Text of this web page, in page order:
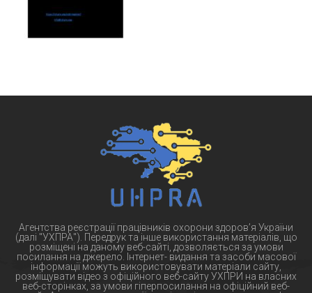
Агентства реєстрації працівників охорони здоров’я України
(далі "УХПРА"). Передрук та інше використання матеріалів, що
розміщені на даному веб-сайті, дозволяється за умови
посилання на джерело. Інтернет- видання та засоби масової
інформації можуть використовувати матеріали сайту,
розміщувати відео з офіційного веб-сайту УХПРИ на власних
веб-сторінках, за умови гіперпосилання на офіційний веб-